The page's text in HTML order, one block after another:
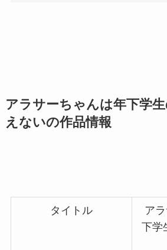
アラサーちゃんは年下学
えないの作品情報
タイトル
ア
下学